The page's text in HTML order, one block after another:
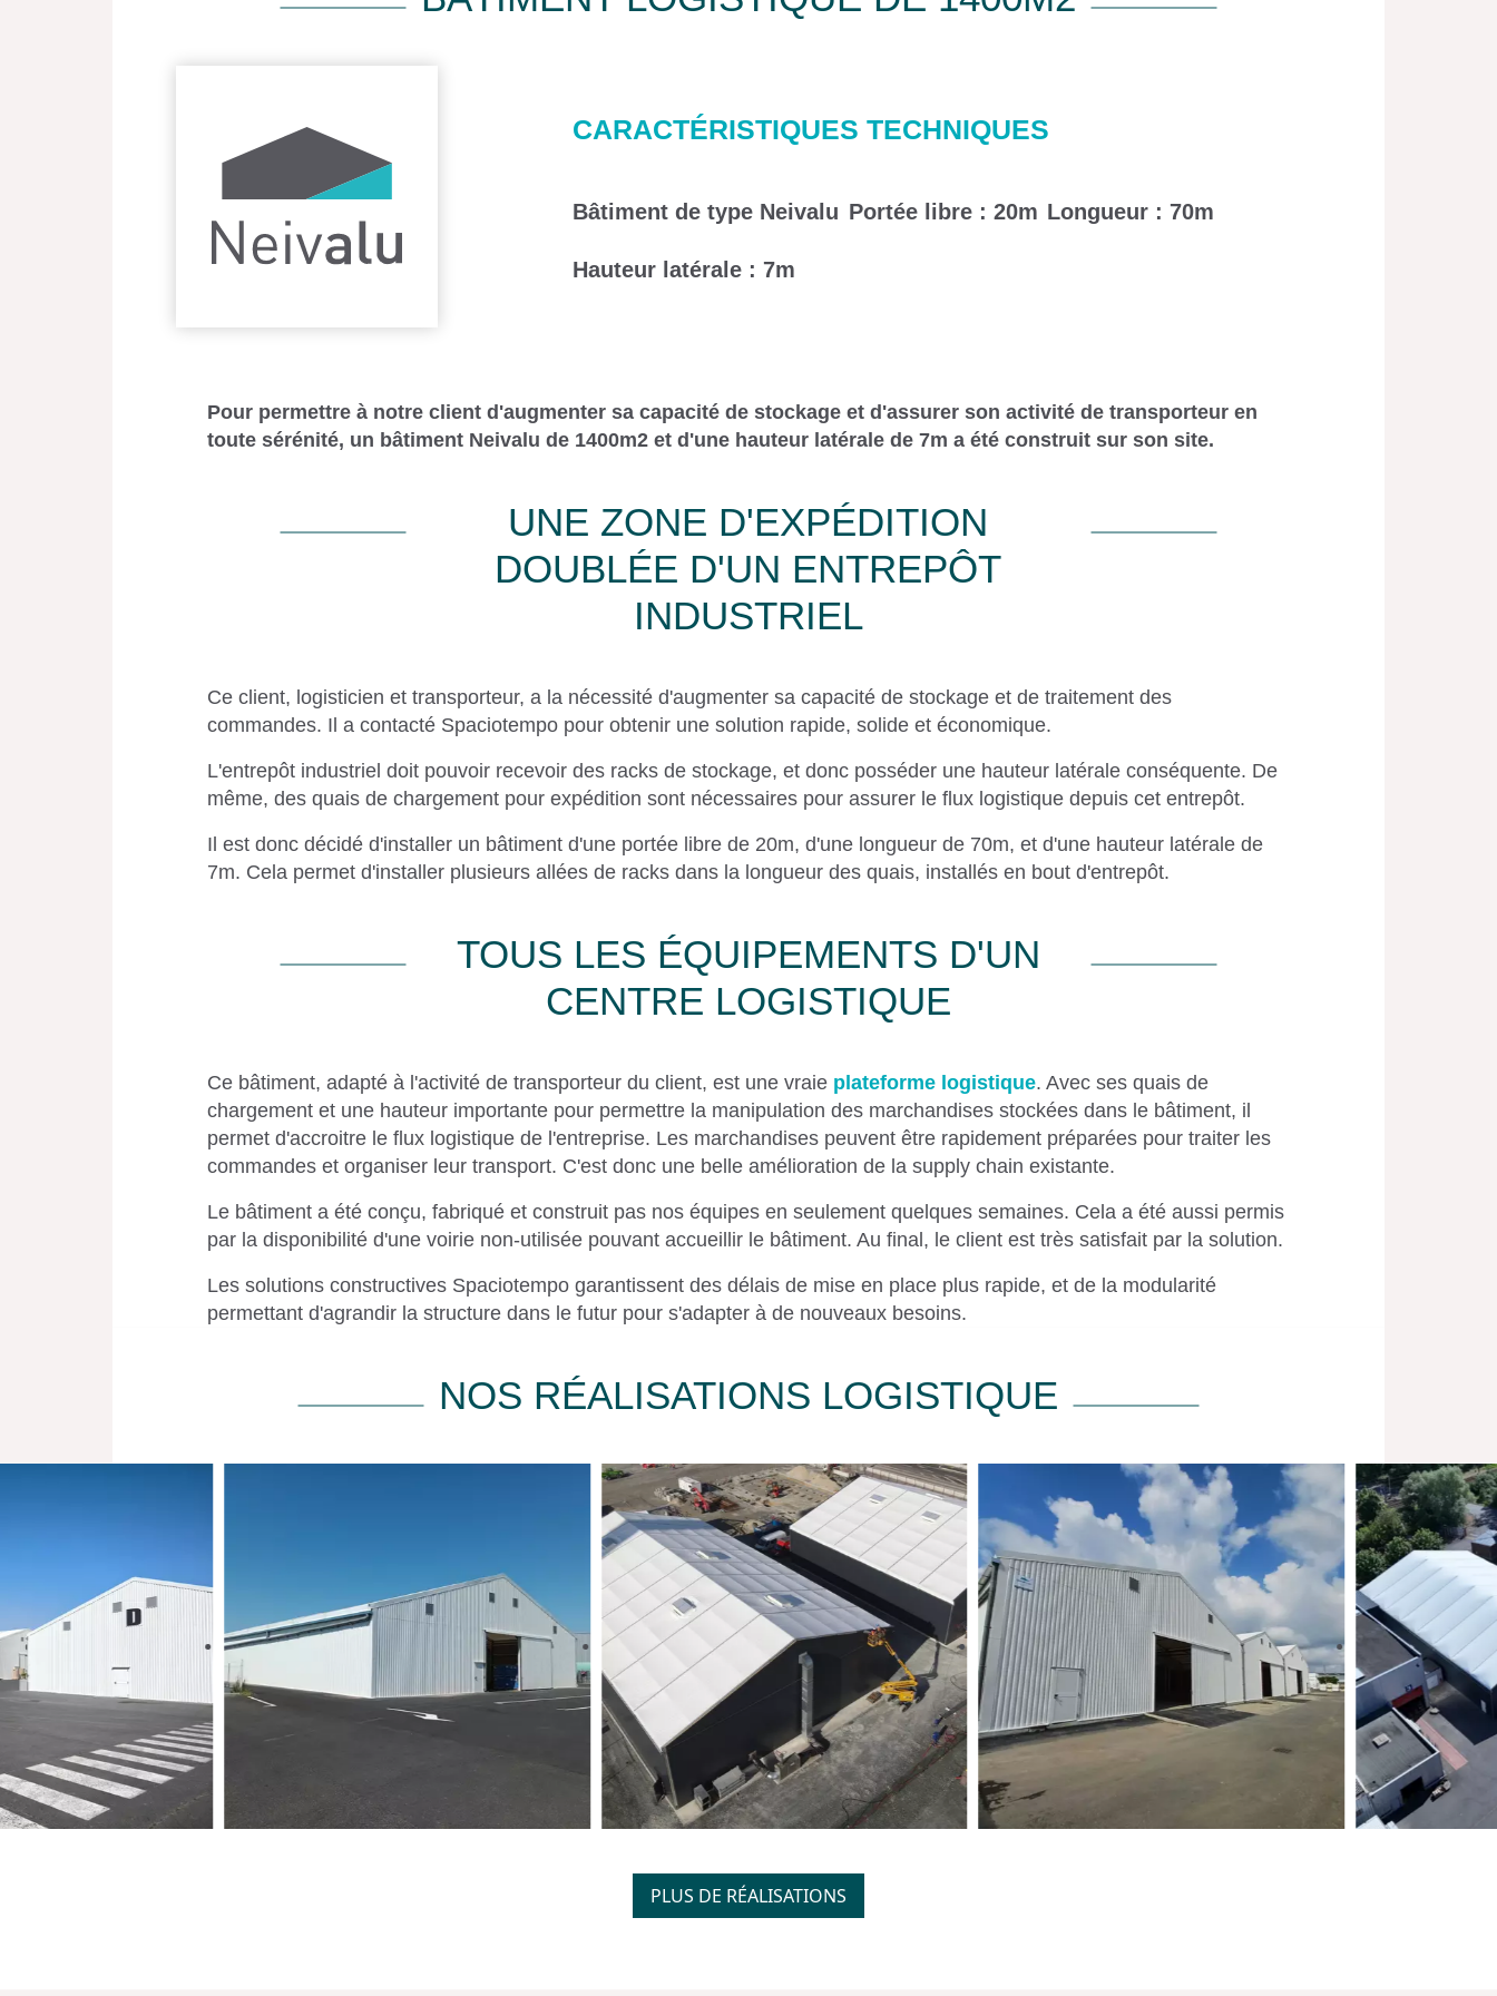
CARACTÉRISTIQUES TECHNIQUES
Bâtiment de type Neivalu Portée libre : 20m Longueur : 70m
Hauteur latérale : 7m
Pour permettre à notre client d'augmenter sa capacité de stockage et d'assurer son activité de transporteur en
toute sérénité, un bâtiment Neivalu de 1400m2 et d'une hauteur latérale de 7m a été construit sur son site.
UNE ZONE D'EXPÉDITION
DOUBLÉE D'UN ENTREPÔT
INDUSTRIEL
Ce client, logisticien et transporteur, a la nécessité d'augmenter sa capacité de stockage et de traitement des
commandes. Il a contacté Spaciotempo pour obtenir une solution rapide, solide et économique.
L'entrepôt industriel doit pouvoir recevoir des racks de stockage, et donc posséder une hauteur latérale conséquente. De
même, des quais de chargement pour expédition sont nécessaires pour assurer le flux logistique depuis cet entrepôt.
Il est donc décidé d'installer un bâtiment d'une portée libre de 20m, d'une longueur de 70m, et d'une hauteur latérale de
7m. Cela permet d'installer plusieurs allées de racks dans la longueur des quais, installés en bout d'entrepôt.
TOUS LES ÉQUIPEMENTS D'UN
CENTRE LOGISTIQUE
Ce bâtiment, adapté à l'activité de transporteur du client, est une vraie plateforme logistique. Avec ses quais de
chargement et une hauteur importante pour permettre la manipulation des marchandises stockées dans le bâtiment, il
permet d'accroitre le flux logistique de l'entreprise. Les marchandises peuvent être rapidement préparées pour traiter les
commandes et organiser leur transport. C'est donc une belle amélioration de la supply chain existante.
Le bâtiment a été conçu, fabriqué et construit pas nos équipes en seulement quelques semaines. Cela a été aussi permis
par la disponibilité d'une voirie non-utilisée pouvant accueillir le bâtiment. Au final, le client est très satisfait par la solution.
Les solutions constructives Spaciotempo garantissent des délais de mise en place plus rapide, et de la modularité
permettant d'agrandir la structure dans le futur pour s'adapter à de nouveaux besoins.
NOS RÉALISATIONS LOGISTIQUE
PLUS DE RÉALISATIONS